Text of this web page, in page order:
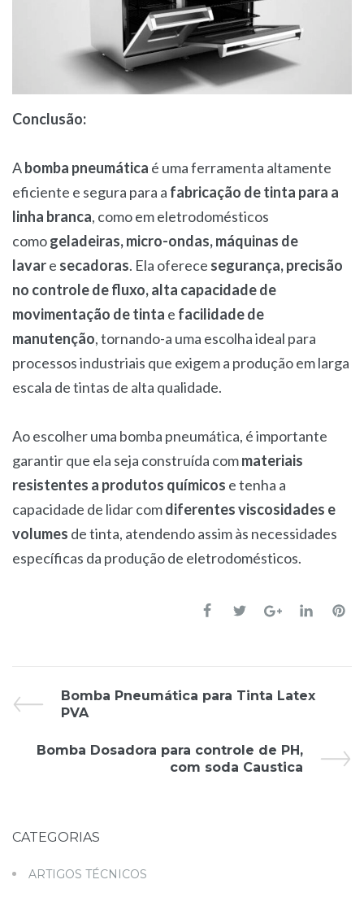
Conclusão:
Abomba pneumática é uma ferramenta altamente
eficiente e segura para a fabricação de tinta para a
linha branca, como em eletrodomésticos
comogeladeiras, micro-ondas, máquinas de
lavare secadoras. Ela oferece segurança, precisão
no controle de fluxo, alta capacidade de
movimentação de tinta e facilidade de
manutenção, tornando-a uma escolha ideal para
processos industriais que exigem a produção em larga
escala de tintas de alta qualidade.
Ao escolher uma bomba pneumática, é importante
garantir que ela seja construída commateriais
resistentes a produtos químicos e tenha a
capacidade de lidar comdiferentes viscosidades e
volumes de tinta, atendendo assim às necessidades
específicas da produção de eletrodomésticos.
Bomba Pneumática para Tinta Latex
PVA
Bomba Dosadora para controle de PH,
com soda Caustica
CATEGORIAS
ARTIGOS TÉCNICOS